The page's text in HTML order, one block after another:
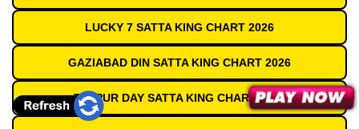
LUCKY 7 SATTA KING CHART 2026
GAZIABAD DIN SATTA KING CHART 2026
TEZPUR DAY SATTA KING CHART 2026